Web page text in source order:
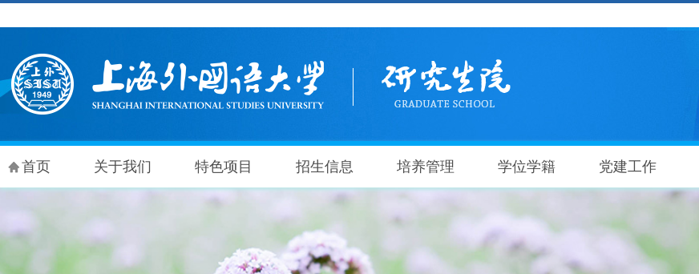
首页 关于我们 特色项目 招生信息 培养管理 学位学籍 党建工作